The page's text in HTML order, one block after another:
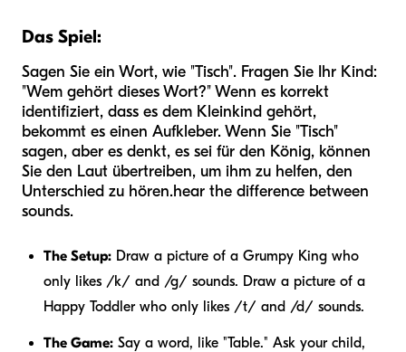
Das Spiel:
Sagen Sie ein Wort, wie "Tisch". Fragen Sie Ihr Kind:
"Wem gehört dieses Wort?" Wenn es korrekt
identifiziert, dass es dem Kleinkind gehört,
bekommt es einen Aufkleber. Wenn Sie "Tisch"
sagen, aber es denkt, es sei für den König, können
Sie den Laut übertreiben, um ihm zu helfen, den
Unterschied zu hören.hear the difference between
sounds.
The Setup: Draw a picture of a Grumpy King who
only likes /k/ and /g/ sounds. Draw a picture of a
Happy Toddler who only likes /t/ and /d/ sounds.
The Game: Say a word, like "Table." Ask your child,